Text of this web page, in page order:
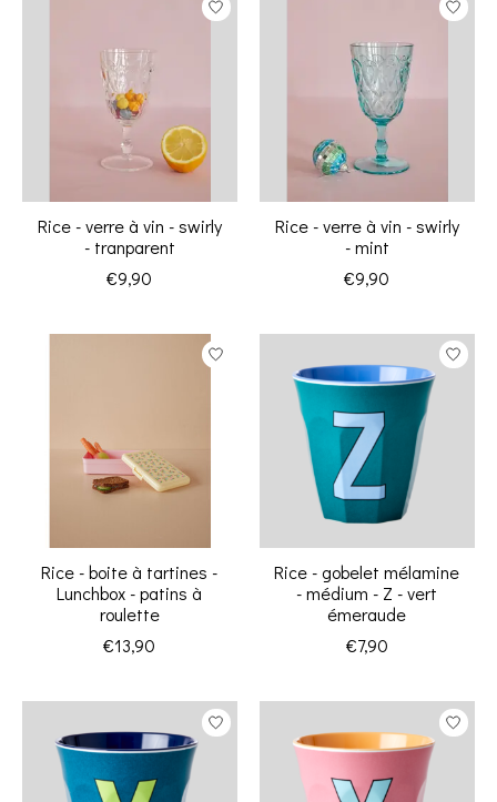
Rice - verre à vin - swirly
- tranparent
€9,90
Rice - verre à vin - swirly
- mint
€9,90
Rice - boite à tartines -
Lunchbox - patins à
roulette
€13,90
Rice - gobelet mélamine
- médium - Z - vert
émeraude
€7,90